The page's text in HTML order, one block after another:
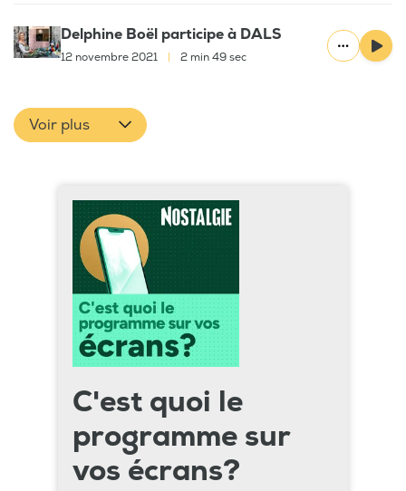
Delphine Boël participe à DALS
12 novembre 2021 2 min 49 sec
Voir plus
C'est quoi le
programme sur
vos écrans?